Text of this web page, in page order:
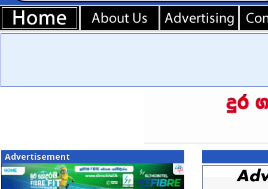
Advertisement